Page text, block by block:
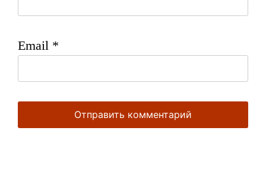
Email *